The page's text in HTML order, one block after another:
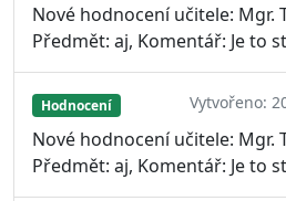
Nové hodnocení učitele: Mgr.
Předmět: aj, Komentář: Je to
Hodnocení Vytvořeno:
Nové hodnocení učitele: Mgr.
Předmět: aj, Komentář: Je to